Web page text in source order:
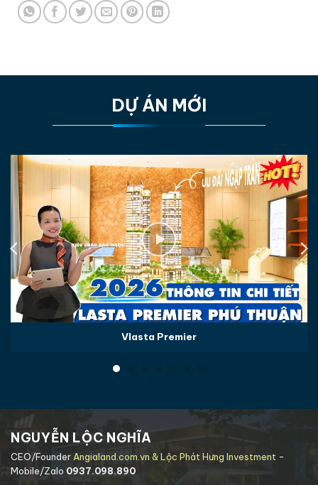
DỰ ÁN MỚI
Vlasta Premier
NGUYỄN LỘC NGHĨA
CEO/FounderAngialand.com.vn & Lộc Phát Hưng Investment -
Mobile/Zalo 0937.098.890